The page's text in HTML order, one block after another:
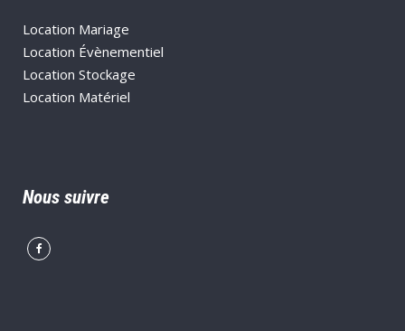
Location Mariage
Location Évènementiel
Location Stockage
Location Matériel
Nous suivre